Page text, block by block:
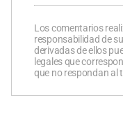
Los comentarios
responsabilidad de
derivadas de ellos
legales que
que no respondan al